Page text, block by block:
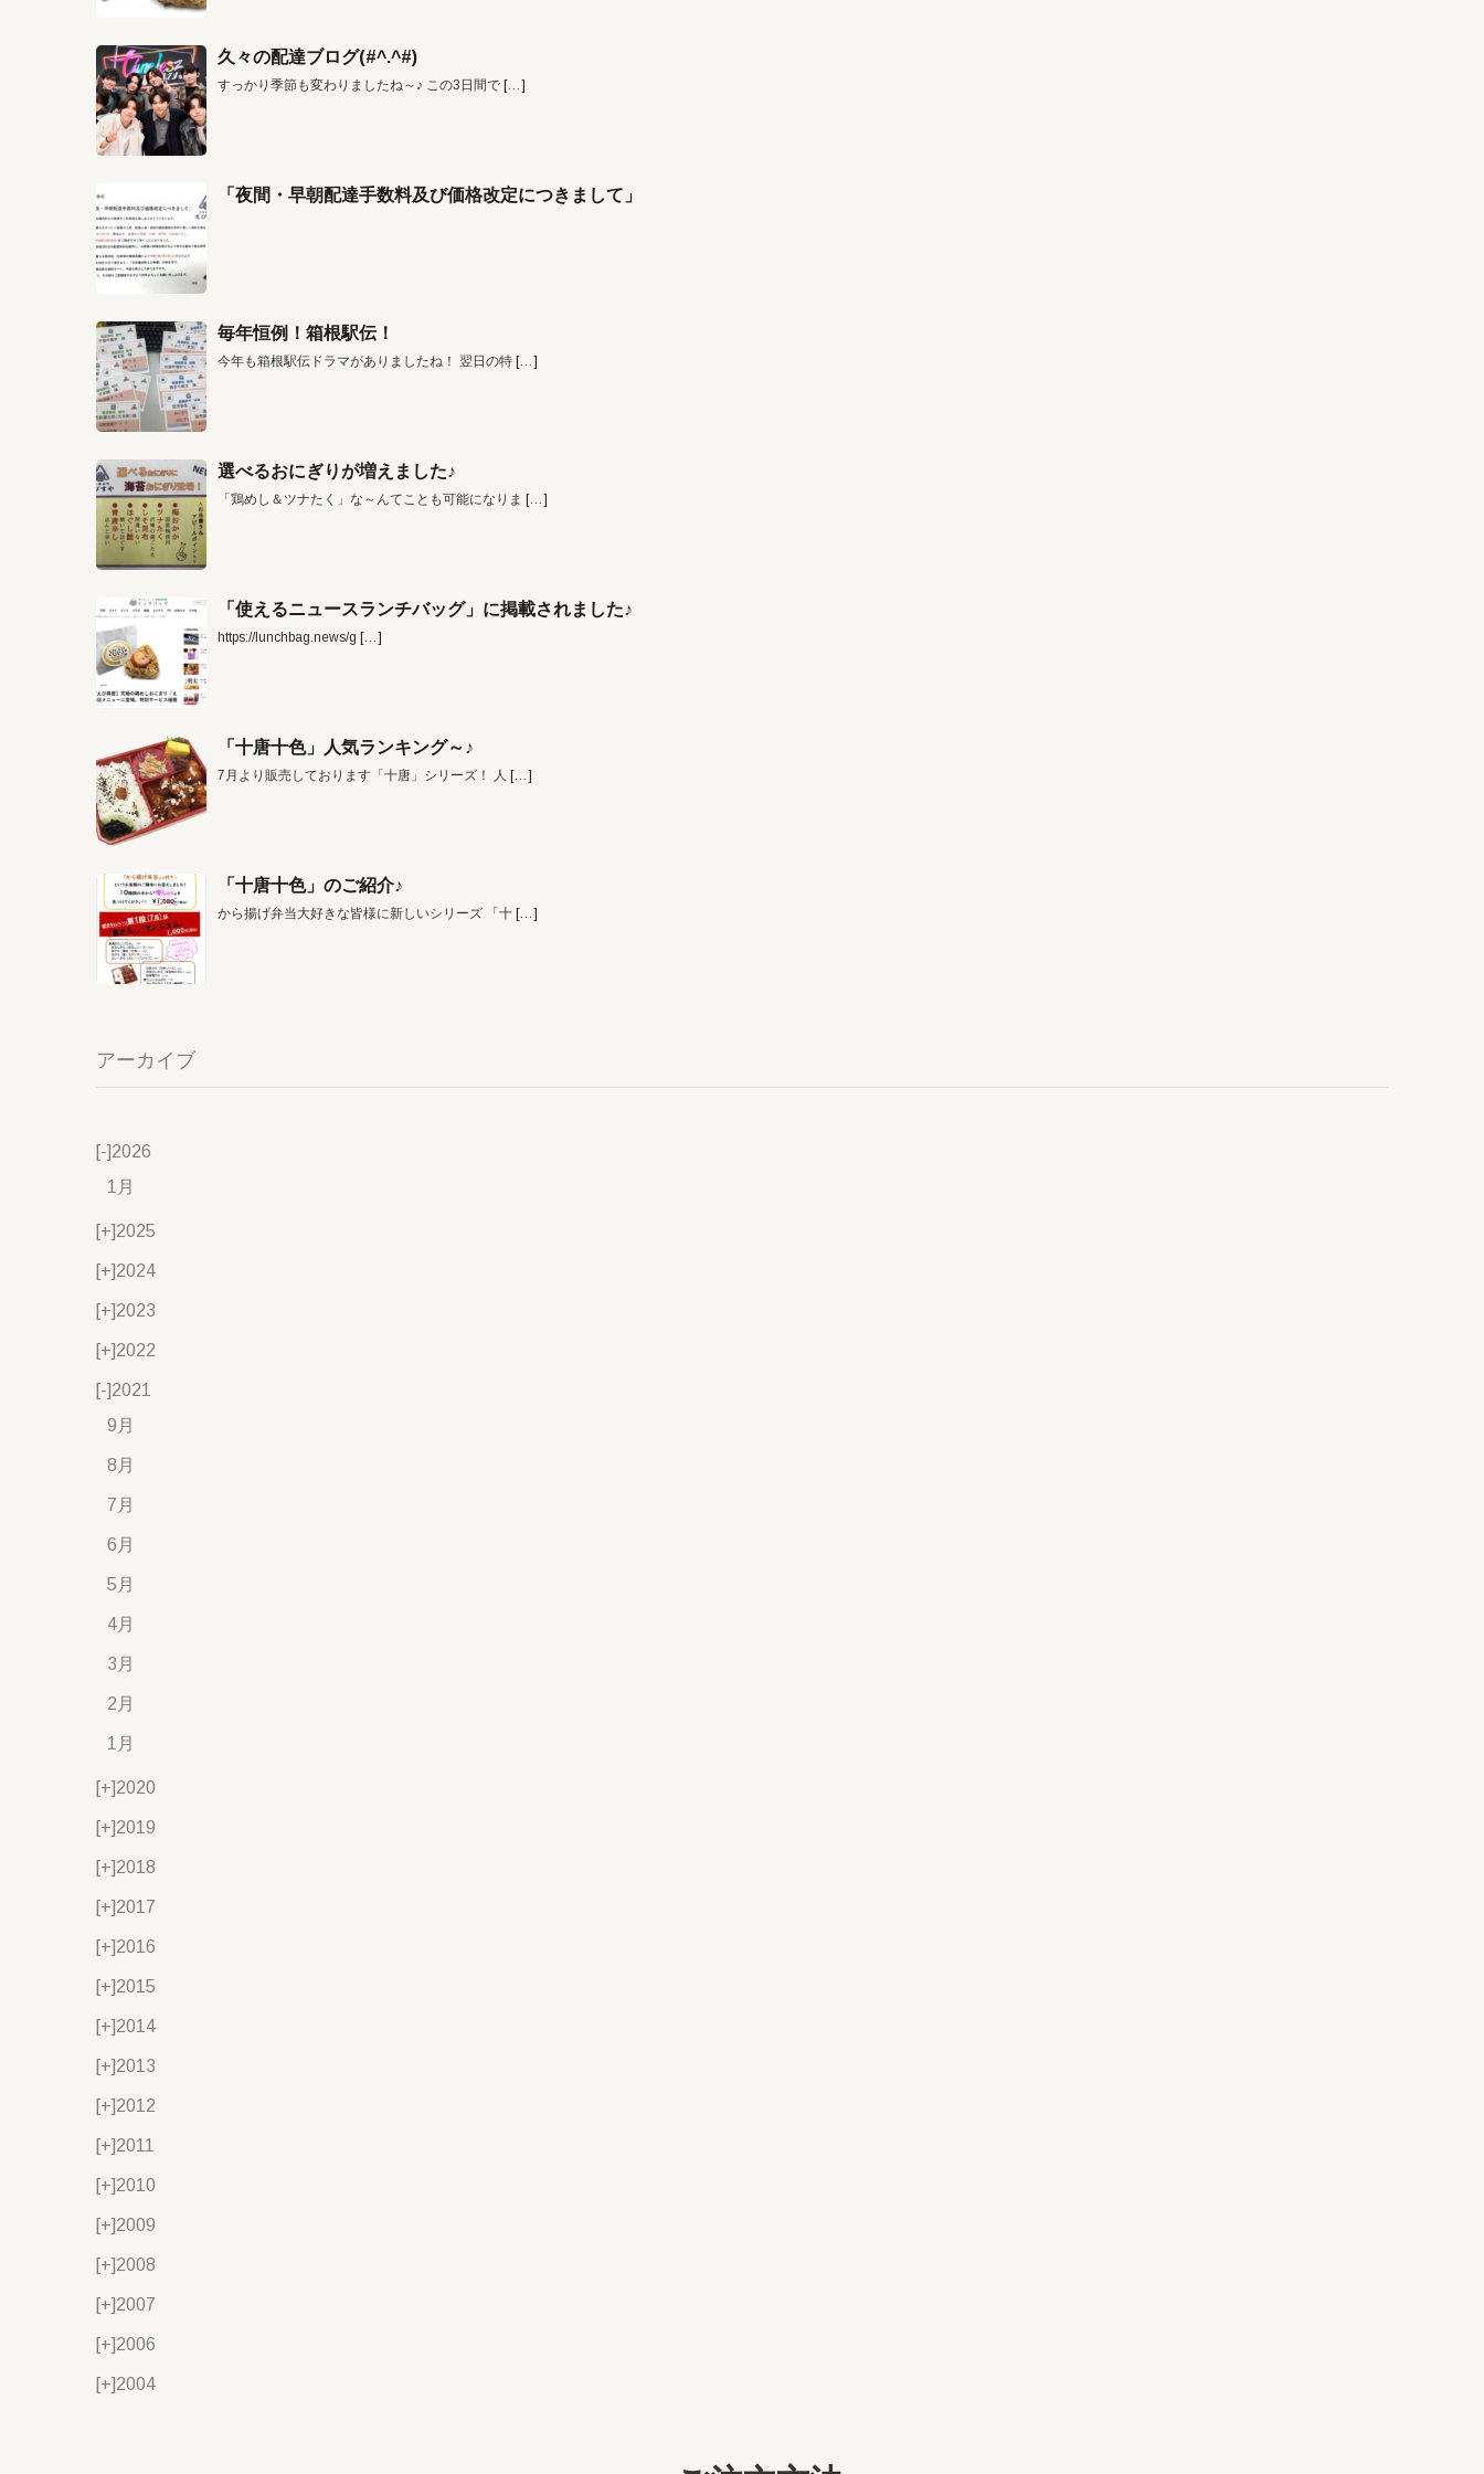
久々の配達ブログ(#^.^#)
すっかり季節も変わりましたね～♪ この3日間で […]
「夜間・早朝配達手数料及び価格改定につきまして」
毎年恒例！箱根駅伝！
今年も箱根駅伝ドラマがありましたね！ 翌日の特 […]
選べるおにぎりが増えました♪
「鶏めし＆ツナたく」な～んてことも可能になりま […]
「使えるニュースランチバッグ」に掲載されました♪
https://lunchbag.news/g […]
「十唐十色」人気ランキング～♪
7月より販売しております「十唐」シリーズ！ 人 […]
「十唐十色」のご紹介♪
から揚げ弁当大好きな皆様に新しいシリーズ 「十 […]
アーカイブ
[-] 2026
1月
[+] 2025
[+] 2024
[+] 2023
[+] 2022
[-] 2021
9月
8月
7月
6月
5月
4月
3月
2月
1月
[+] 2020
[+] 2019
[+] 2018
[+] 2017
[+] 2016
[+] 2015
[+] 2014
[+] 2013
[+] 2012
[+] 2011
[+] 2010
[+] 2009
[+] 2008
[+] 2007
[+] 2006
[+] 2004